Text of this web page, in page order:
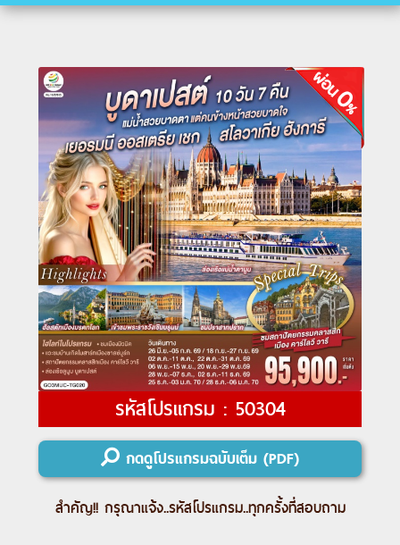
รหัสโปรแกรม : 50304
กดดูโปรแกรมฉบับเต็ม (PDF)
สำคัญ!! กรุณาแจ้ง..รหัสโปรแกรม..ทุกครั้งที่สอบถาม